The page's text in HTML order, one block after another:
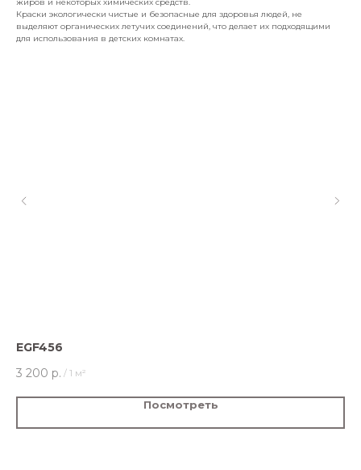
жиров и некоторых химических средств.
Краски экологически чистые и безопасные для здоровья людей, не
выделяют органических летучих соединений, что делает их подходящими
для использования в детских комнатах.
EGF456
3 200 р. / 1 м²
Посмотреть